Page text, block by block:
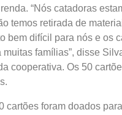
“Nós catadoras
temos retirada de
bem difícil para nós e os
muitas famílias”, disse
cooperativa. Os 50
cartões foram doados